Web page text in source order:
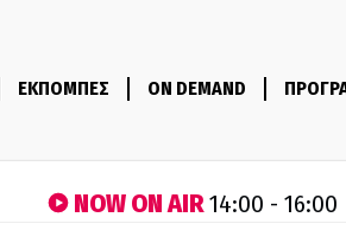
ΕΚΠΟΜΠΕΣ ON DEMAND
NOW ON AIR14:00 - 16:00